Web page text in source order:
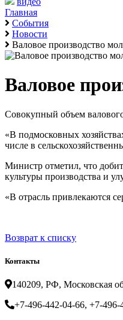
Главная
События
Новости
Валовое производство
Валовое
Совокупный объем
«В подмосковных
числе в
Министр отметил, что
культуры производства и
«В отрасль привлекаются
Возврат к списку
Контакты
140209, РФ, Московская
+7-496-442-04-66, +7-496-